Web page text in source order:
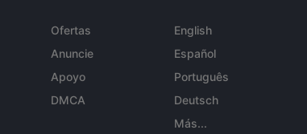
Ofertas
Anuncie
Apoyo
DMCA
English
Español
Português
Deutsch
Más...